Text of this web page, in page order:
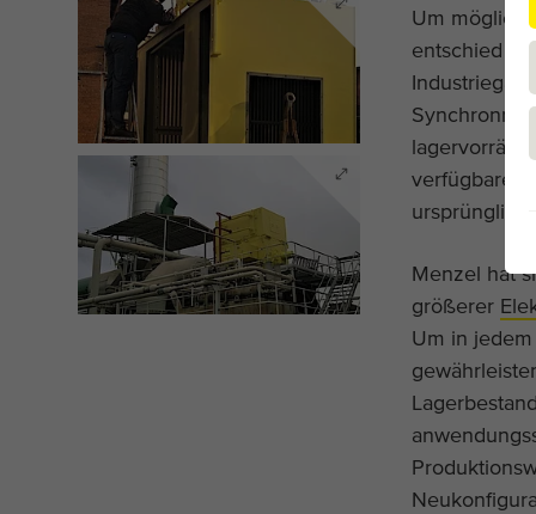
Um
entschied
verfügbaren
Menzel hat
größerer
Um in